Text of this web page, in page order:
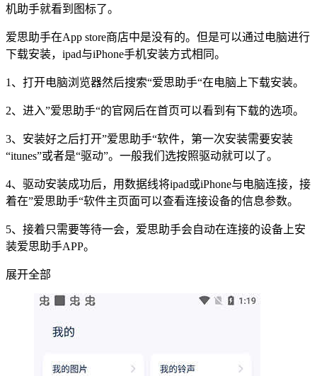
机助手就看到图标了。
爱思助手在App store商店中是没有的。但是可以通过电脑进行
下载安装，ipad与iPhone手机安装方式相同。
1、打开电脑浏览器然后搜索“爱思助手“在电脑上下载安装。
2、进入”爱思助手“的官网后在首页可以看到有下载的选项。
3、安装好之后打开”爱思助手“软件，第一次安装需要安装
“itunes”或者是“驱动”。一般我们选按照驱动就可以了。
4、驱动安装成功后，用数据线将ipad或iPhone与电脑连接，接
着在”爱思助手“软件主页面可以查看连接设备的信息参数。
5、接着只需要等待一会，爱思助手会自动在连接的设备上安
装爱思助手APP。
展开全部